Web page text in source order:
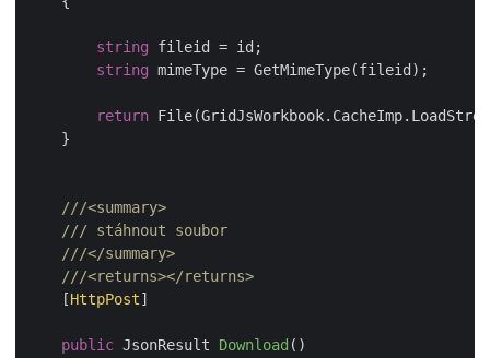
string fileid = id;
string mimeType = GetMimeType(fileid);
return
    }
///<summary>
/// stáhnout soubor
///</summary>
///<returns></returns>
    [
HttpPost]
public JsonResult Download ( )